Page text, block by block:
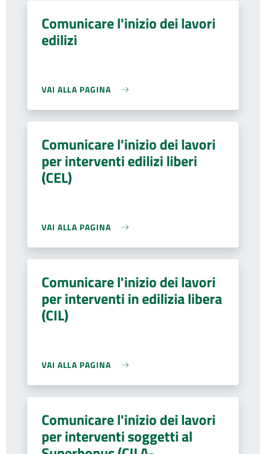
Comunicare l'inizio dei lavori
edilizi
VAI ALLA PAGINA
Comunicare l'inizio dei lavori
per interventi edilizi liberi
(CEL)
VAI ALLA PAGINA
Comunicare l'inizio dei lavori
per interventi in edilizia libera
(CIL)
VAI ALLA PAGINA
Comunicare l'inizio dei lavori
per interventi soggetti al